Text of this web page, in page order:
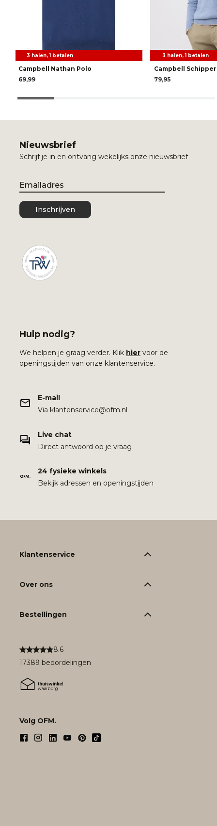
3 halen, 1 betalen
Campbell Nathan Polo
69,99
3 halen, 1 betalen
Campbell
79,95
Nieuwsbrief
Schrijf je in en ontvang wekelijks onze nieuwsbrief
Email
Inschrijven
Hulp nodig?
We helpen je graag verder. Klik hier voor de
openingstijden van onze klantenservice.
E-mail
Via klantenservice@ofm.nl
Live chat
Direct antwoord op je vraag
24 fysieke winkels
Bekijk adressen en openingstijden
8.6
17389 beoordelingen
Volg OFM.
Klantenservice
Over ons
Bestellingen